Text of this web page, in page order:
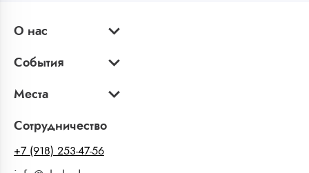
О нас
События
Места
Сотрудничество
+7 (918) 253-47-56